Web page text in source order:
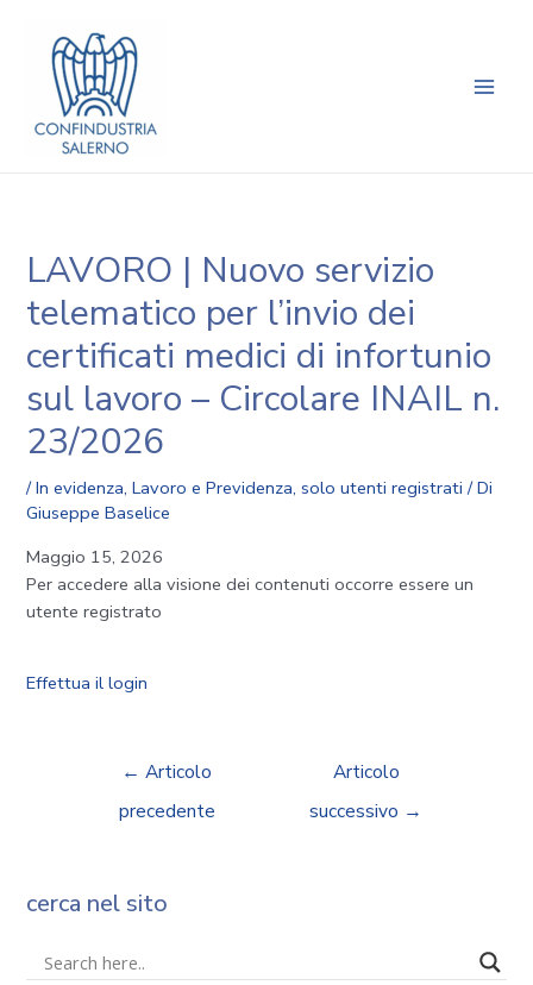
contenuto
LAVORO | Nuovo servizio
telematico per l’invio dei
certificati medici di infortunio
sul lavoro – Circolare INAIL n.
23/2026
/In evidenza,Lavoro e Previdenza,solo utenti registrati / Di
Giuseppe Baselice
Maggio 15, 2026
Per accedere alla visione dei contenuti occorre essere un
utente registrato
Effettua il login
articoli
← Articolo
precedente
Articolo
successivo →
cerca nel sito